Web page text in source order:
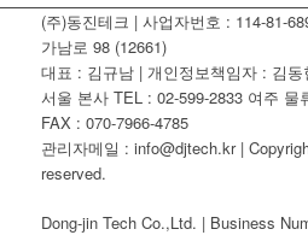
(주)동진테크 | 사업자번호 : 114-81-
가남로 98 (12661)
대표 : 김규남 | 개인정보책임자 : 김동
서울 본사 TEL : 02-599-2833 여주 물
FAX : 070-7966-4785
관리자메일 : info@djtech.kr |
reserved.
Dong-jin Tech Co.,Ltd. | Business